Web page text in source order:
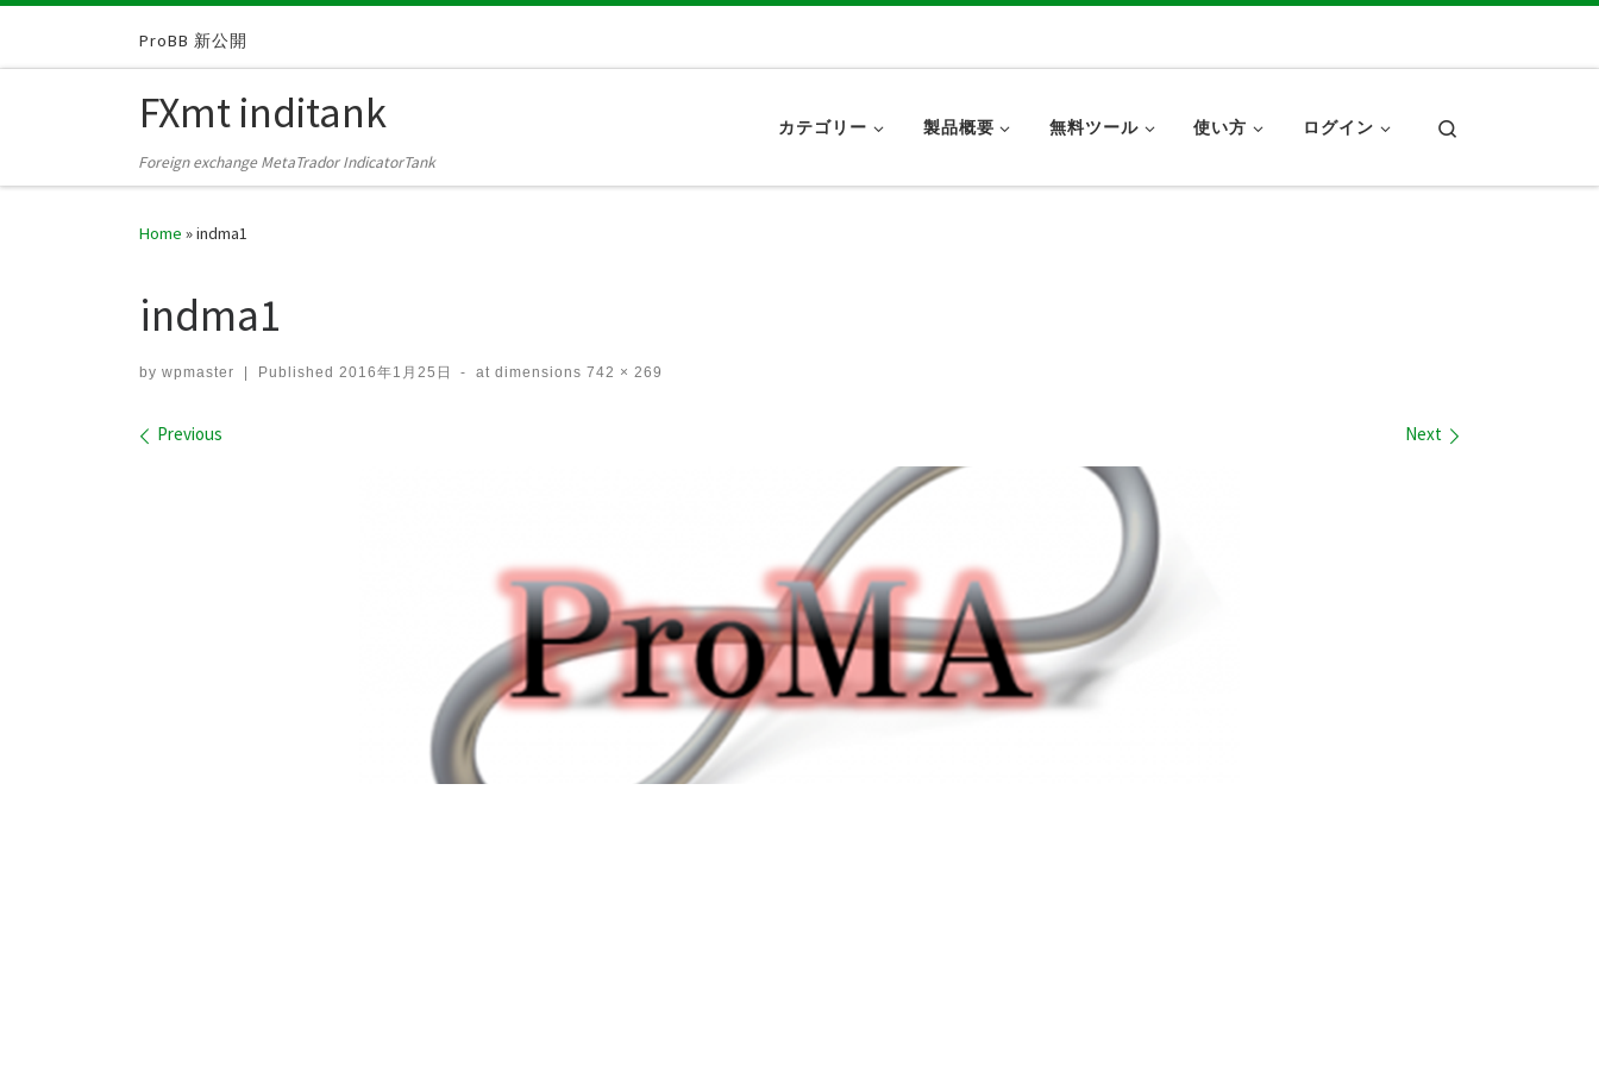
Skip to contentProBB 新公開
FXmt inditank
Foreign exchange MetaTrador IndicatorTank
カテゴリー 製品概要 無料ツール 使い方 ログイン
Home »indma1
indma1
by wpmaster Published 2016年1月25日 - at dimensions 742 × 269
Images navigation
Previous Next